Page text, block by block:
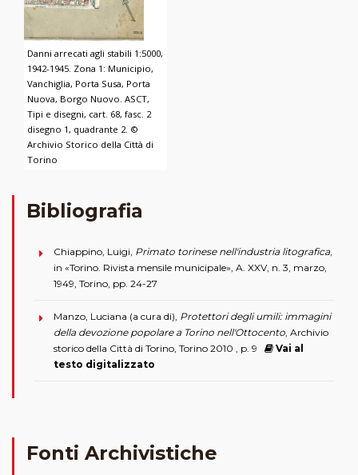
Danni arrecati agli stabili 1:5000,
1942-1945. Zona 1: Municipio,
Vanchiglia, Porta Susa, Porta
Nuova, Borgo Nuovo. ASCT,
Tipi e disegni, cart. 68, fasc. 2
disegno 1, quadrante 2. ©
Archivio Storico della Città di
Torino
Bibliografia
Chiappino, Luigi, Primato torinese nell'industria litografica,
in «Torino. Rivista mensile municipale», A. XXV, n. 3, marzo,
1949, Torino, pp. 24-27
Manzo, Luciana (a cura di), Protettori degli umili: immagini
della devozione popolare a Torino nell'Ottocento, Archivio
storico della Città di Torino, Torino 2010 , p. 9
Vai al
testo digitalizzato
Fonti Archivistiche